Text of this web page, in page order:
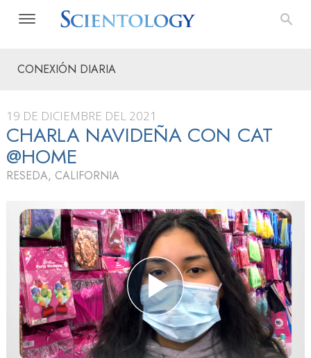
CONEXIÓN DIARIA
19 DE DICIEMBRE DEL 2021
CHARLA NAVIDEÑA CON CAT
@HOME
RESEDA, CALIFORNIA